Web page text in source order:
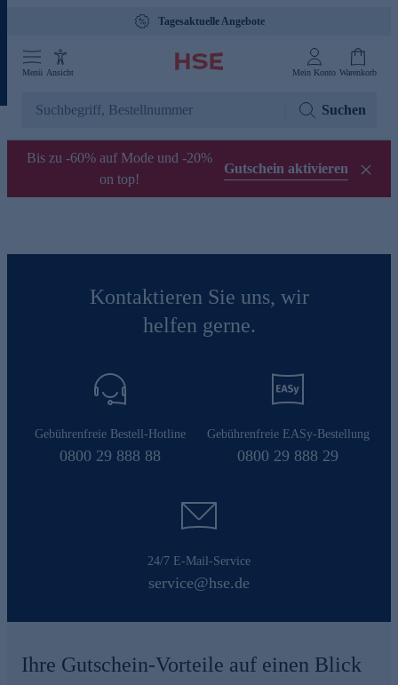
Tagesaktuelle Angebote
Menü Ansicht Mein Konto Warenkorb
Suchen
Bis zu -60% auf Mode und -20%
on top!
Gutschein aktivieren
Kontaktieren Sie uns, wir
helfen gerne.
Gebührenfreie Bestell-Hotline
0800 29 888 88
Gebührenfreie EASy-Bestellung
0800 29 888 29
24/7 E-Mail-Service
service@hse.de
Ihre Gutschein-Vorteile auf einen Blick